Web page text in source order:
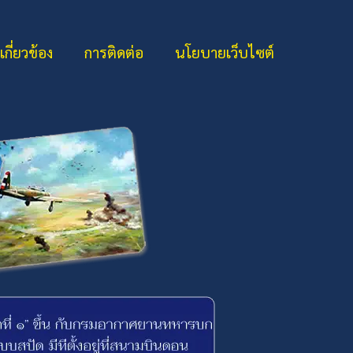
กี่ยวข้อง การติดต่อ นโยบายเว็บไซต์